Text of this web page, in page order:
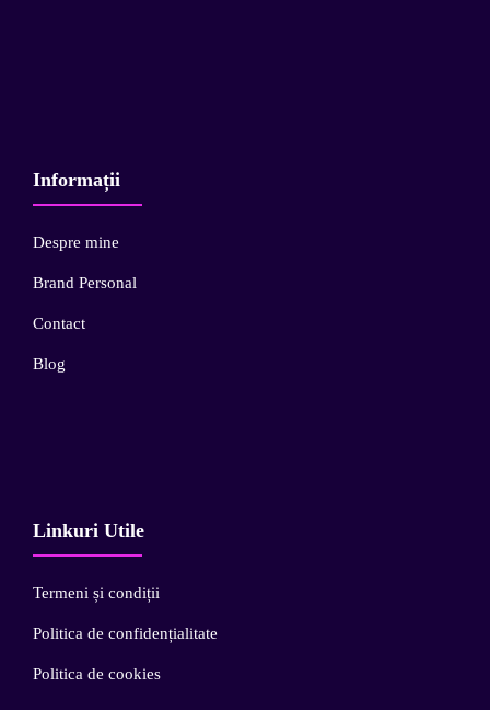
Informații
Despre mine
Brand Personal
Contact
Blog
Linkuri Utile
Termeni și condiții
Politica de confidențialitate
Politica de cookies